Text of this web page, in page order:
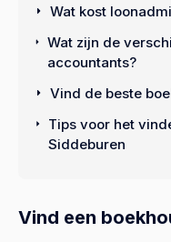
Vind een
Wat kost
Wat zijn de
accountants?
Vind de beste
Tips voor het
Siddeburen